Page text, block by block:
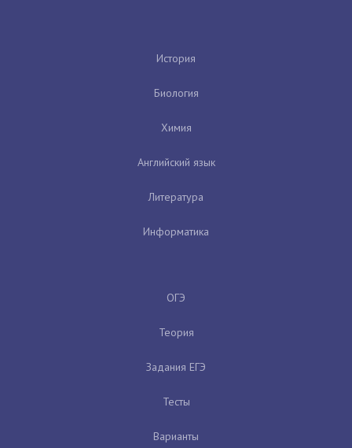
История
Биология
Химия
Английский язык
Литература
Информатика
ОГЭ
Теория
Задания ЕГЭ
Тесты
Варианты